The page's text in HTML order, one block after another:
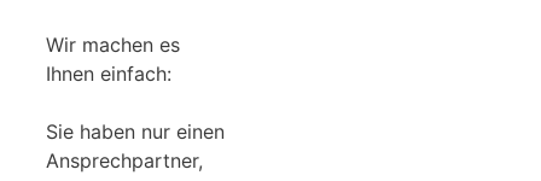
Wir machen es
Ihnen einfach:
Sie haben nur einen
Ansprechpartner,